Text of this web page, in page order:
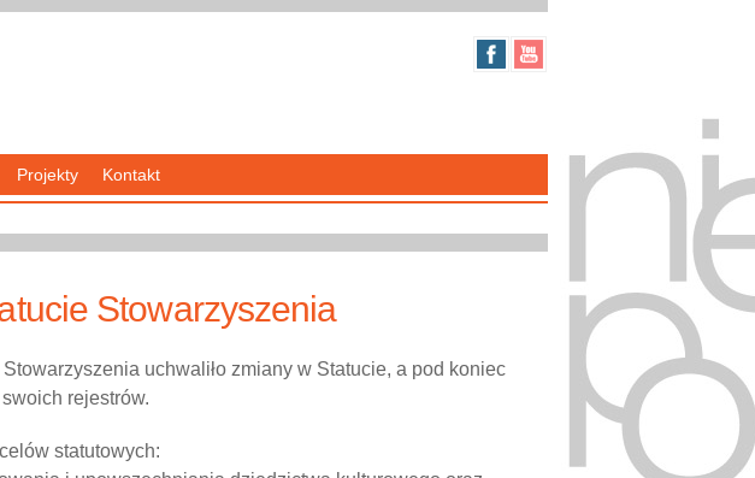
Projekty Kontakt
Stowarzyszenia
uchwaliło zmiany w Statucie, a pod koniec
rejestrów.
statutowych: